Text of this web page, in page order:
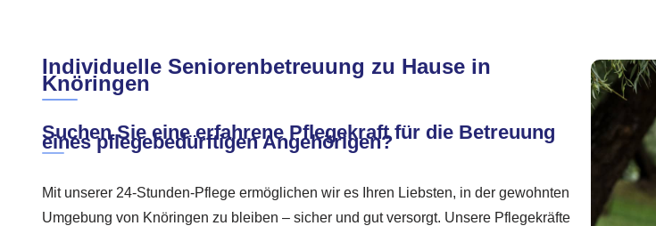
Individuelle Seniorenbetreuung zu Hause in
Knöringen
Suchen Sie eine erfahrene Pflegekraft für die Betreuung
eines pflegebedürftigen Angehörigen?
Mit unserer 24-Stunden-Pflege ermöglichen wir es Ihren Liebsten, in der gewohnten
Umgebung von Knöringen zu bleiben – sicher und gut versorgt. Unsere Pflegekräfte